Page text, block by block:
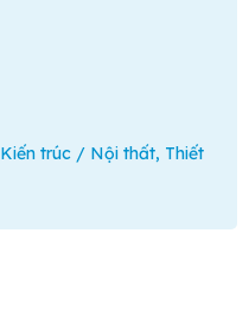
Kiến trúc / Nội thất, Thiết